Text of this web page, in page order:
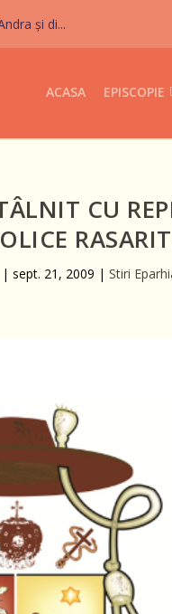
și di...
ACASA EPISCOPIE
CU
|sept. 21, 2009 |Stiri